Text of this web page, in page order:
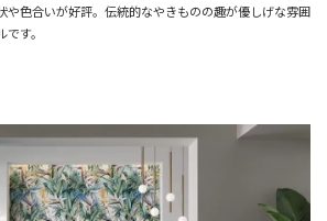
や色合いが好評。伝統的なやきものの趣が優しげな雰囲
す。